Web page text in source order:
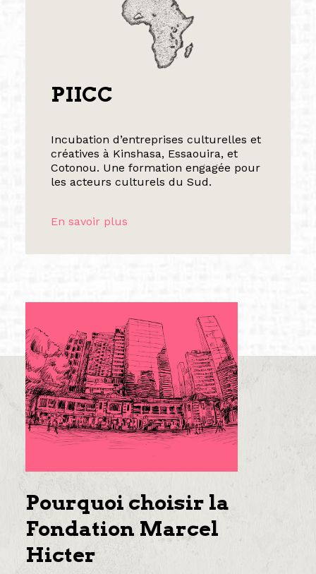
PIICC
Incubation d’entreprises culturelles et
créatives à Kinshasa, Essaouira, et
Cotonou. Une formation engagée pour
les acteurs culturels du Sud.
En savoir plus
Pourquoi choisir la
Fondation Marcel
Hicter